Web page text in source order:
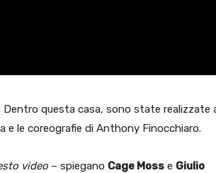
Dentro questa casa, sono state realizzate
e le coreografie di Anthony Finocchiaro.
video – spiegano Cage Moss e Giulio